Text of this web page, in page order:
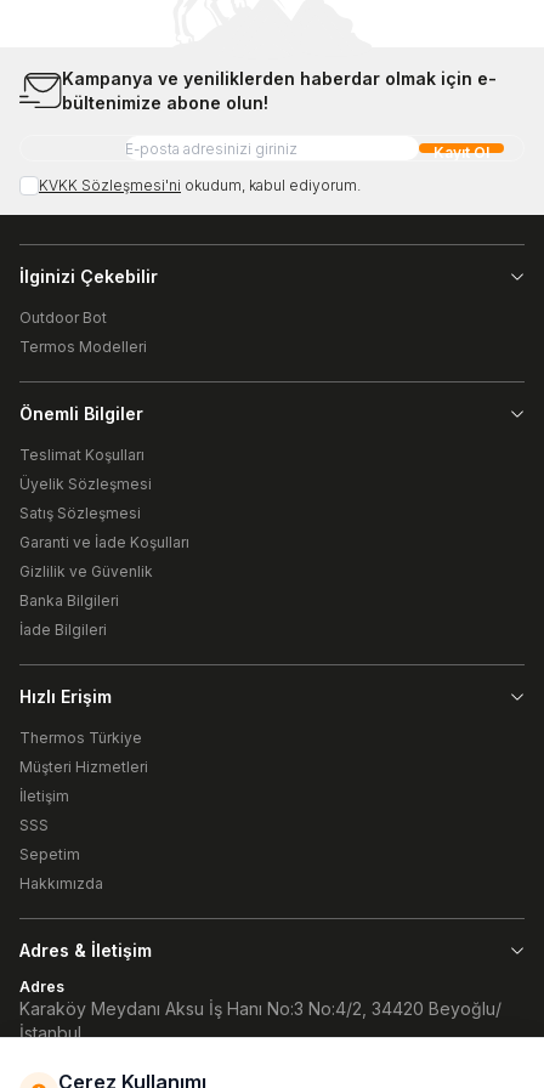
Kampanya ve yeniliklerden haberdar olmak için e-
bültenimize abone olun!
Kayıt Ol
KVKK Sözleşmesi'ni okudum, kabul ediyorum.
İlginizi Çekebilir
Outdoor Bot
Termos Modelleri
Önemli Bilgiler
Teslimat Koşulları
Üyelik Sözleşmesi
Satış Sözleşmesi
Garanti ve İade Koşulları
Gizlilik ve Güvenlik
Banka Bilgileri
İade Bilgileri
Hızlı Erişim
Thermos Türkiye
Müşteri Hizmetleri
İletişim
SSS
Sepetim
Hakkımızda
Adres & İletişim
Adres
Karaköy Meydanı Aksu İş Hanı No:3 No:4/2, 34420 Beyoğlu/
İstanbul
Çerez Kullanımı